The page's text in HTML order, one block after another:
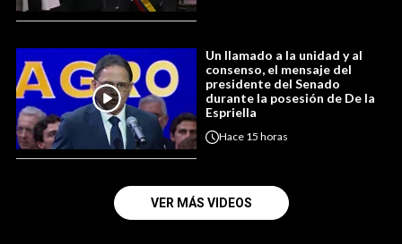
Un llamado a la unidad y al
consenso, el mensaje del
presidente del Senado
durante la posesión de De la
Espriella
Hace 15 horas
VER MÁS VIDEOS